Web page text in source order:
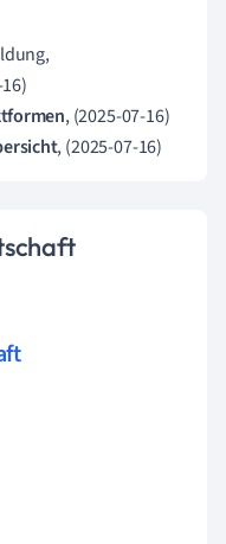
, (2025-07-16)
, (2025-07-16)